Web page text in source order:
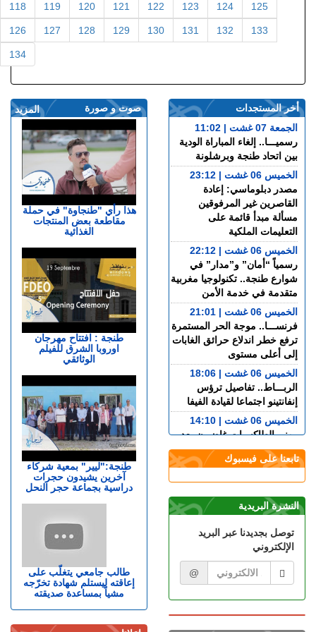
118 119 120 121 122 123 124 125
126 127 128 129 130 131 132 133
134
المزيد صوت و صورة
هذا رأي "طنجاوة" في حملة
مقاطعة بعض المنتجات
الغذائية
طنجة : افتتاح مهرجان
اوروبا الشرق للفيلم
الوثائقي
طنجة:"ليير" بمعية شركاء
آخرين يشيدون حجرات
دراسية بجماعة حجر النحل
طالب جامعي يتغلّب على
إعاقته ليستلم شهادة تخرّجه
مشياً بمساعدة صديقته
أخر المستجدات
الجمعة 07 غشت | 11:02
رسميـــا.. إلغاء المباراة الودية
بين اتحاد طنجة وبرشلونة
الخميس 06 غشت | 23:12
مصدر دبلوماسي: إعادة
القاصرين غير المرفوقين
مسألة مبدأ قائمة على
التعليمات الملكية
الخميس 06 غشت | 22:12
رسمياً “أمان” و”مدار” في
شوارع طنجة.. تكنولوجيا مغربية
متقدمة في خدمة الأمن
الخميس 06 غشت | 21:01
فرنســـا.. موجة الحر المستمرة
ترفع خطر اندلاع حرائق الغابات
إلى أعلى مستوى
الخميس 06 غشت | 18:06
الربـــاط.. تفاصيل ترؤس
إنفانتينو اجتماعا لقيادة الفيفا
الخميس 06 غشت | 14:10
مهنيو الطاكسيات غاضبون بعد
إدانة خمسة سائقين نقلوا
أشخاصا لمعبر باب سبتة
الخميس 06 غشت | 12:28
بيان توضيحي.. مندوبية السجون
تدحض مزاعم بشأن غياب
الخميس 06 غشت | 11:26
تفاعل حكومة سانشيز مع
تحذيرات مخابراتية العبور
الجماعي إلى سبتة
الأربعاء 05 غشت | 23:07
تابعنا على فيسبوك
النشرة البريدية
توصل بجديدنا عبر البريد
الإلكتروني
@